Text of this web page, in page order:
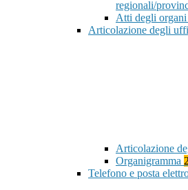
regionali/
Atti degli
Articolazione degli
Articolazione
Organigramma 2
Telefono e posta